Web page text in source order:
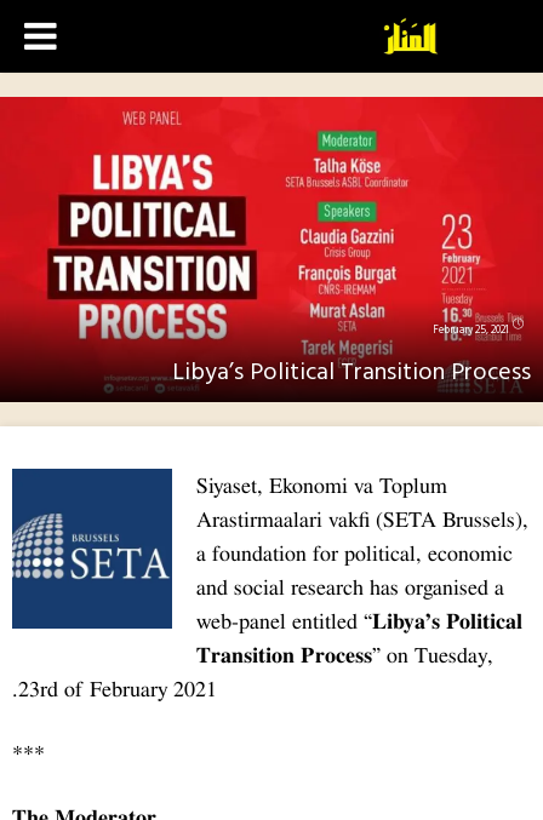
a
and
web-